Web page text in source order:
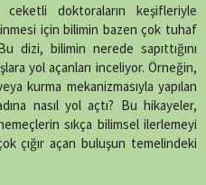
LinkedInPinterest
doktoraların keşifleriyle
için bilimin bazen çok tuhaf
dizi, bilimin nerede sapıttığını
yol açanları inceliyor. Örneğin,
kurma mekanizmasıyla yapılan
nasıl yol açtı? Bu hikayeler,
sıkça bilimsel ilerlemeyi
çığır açan buluşun temelindeki